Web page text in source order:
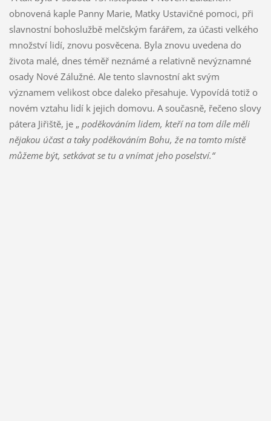
obnovená kaple Panny Marie, Matky Ustavičné pomoci, při
slavnostní bohoslužbě melčským farářem, za účasti velkého
množství lidí, znovu posvěcena. Byla znovu uvedena do
života malé, dnes téměř neznámé a relativně nevýznamné
osady Nové Zálužné. Ale tento slavnostní akt svým
významem velikost obce daleko přesahuje. Vypovídá totiž o
novém vztahu lidí k jejich domovu. A současně, řečeno slovy
pátera Jiřiště, je „poděkováním lidem, kteří na tom díle měli
nějakou účast a taky poděkováním Bohu, že na tomto místě
můžeme být, setkávat se tu a vnímat jeho poselství.“